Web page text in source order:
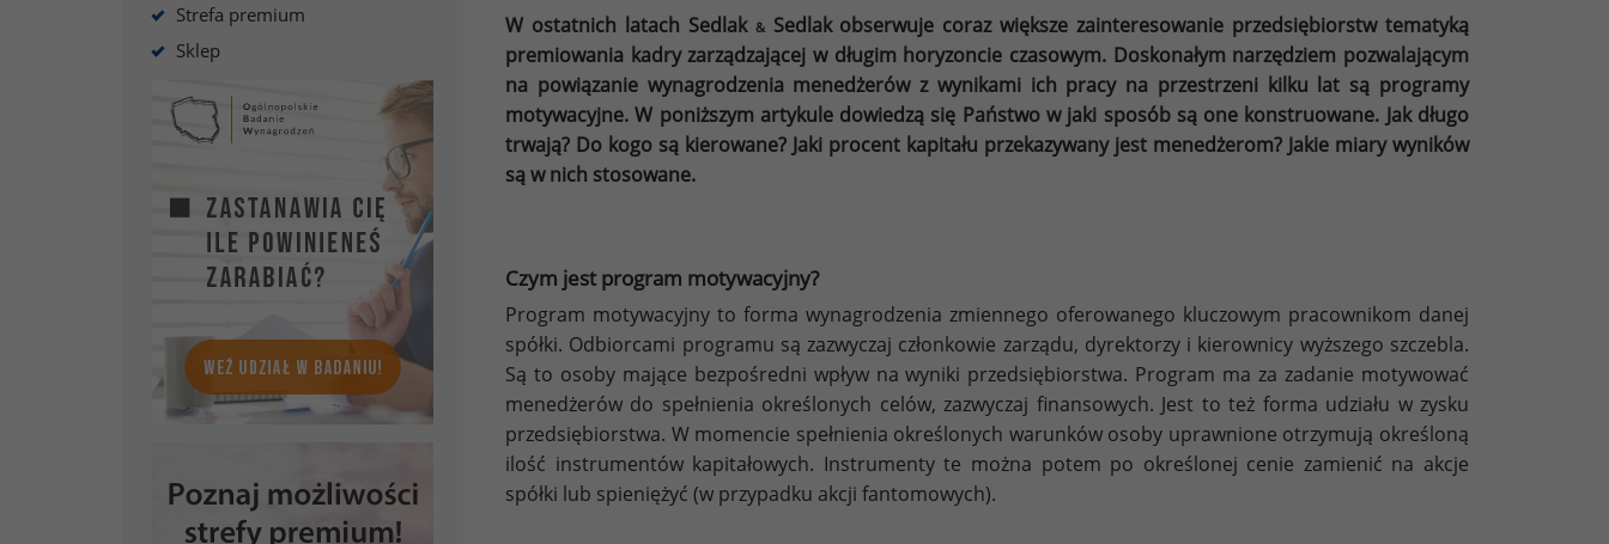
Strefa premium
Sklep
W ostatnich latach Sedlak &Sedlak obserwuje coraz większe zainteresowanie przedsiębiorstw tematyką
premiowania kadry zarządzającej w długim horyzoncie czasowym. Doskonałym narzędziem pozwalającym
na powiązanie wynagrodzenia menedżerów z wynikami ich pracy na przestrzeni kilku lat są programy
motywacyjne. W poniższym artykule dowiedzą się Państwo w jaki sposób są one konstruowane. Jak długo
trwają? Do kogo są kierowane? Jaki procent kapitału przekazywany jest menedżerom? Jakie miary wyników
są w nich stosowane.
Czym jest program motywacyjny?
Program motywacyjny to forma wynagrodzenia zmiennego oferowanego kluczowym pracownikom danej
spółki. Odbiorcami programu są zazwyczaj członkowie zarządu, dyrektorzy i kierownicy wyższego szczebla.
Są to osoby mające bezpośredni wpływ na wyniki przedsiębiorstwa. Program ma za zadanie motywować
menedżerów do spełnienia określonych celów, zazwyczaj finansowych. Jest to też forma udziału w zysku
przedsiębiorstwa. W momencie spełnienia określonych warunków osoby uprawnione otrzymują określoną
ilość instrumentów kapitałowych. Instrumenty te można potem po określonej cenie zamienić na akcje
spółki lub spieniężyć (w przypadku akcji fantomowych).